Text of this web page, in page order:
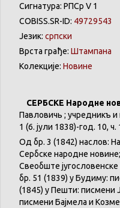
Сигнатура: РПСр V 1
COBISS.SR-ID: 49729543
Језик: српски
Врста грађе: Штампана
Колекције: Новине
СЕРБСКЕ Народне
Павловичь ; учредникъ и
1 (6. јули 1838)-год. 10,
Од бр. 3 (1842) наслов:
Сербске народне
Свеобште
бр. 51 (1839) у Будиму:
(1845) у Пешти: писмени
писмени Бајмела и